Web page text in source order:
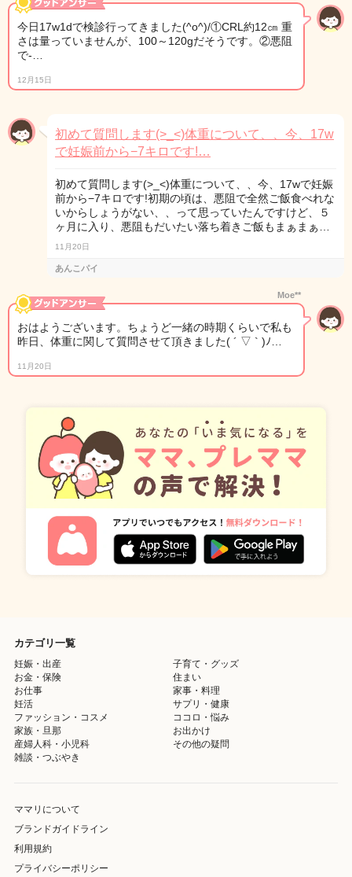
今日17w1dで検診行ってきました(^o^)/①CRL約12㎝ 重
さは量っていませんが、100～120gだそうです。②悪阻
で-…
12月15日
初めて質問します(>_<)体重について、、今、17w
で妊娠前から−7キロです!…
初めて質問します(>_<)体重について、、今、17wで妊娠
前から−7キロです!初期の頃は、悪阻で全然ご飯食べれな
いからしょうがない、、って思っていたんですけど、５
ヶ月に入り、悪阻もだいたい落ち着きご飯もまぁまぁ…
11月20日
あんこパイ
Moe**
おはようございます。ちょうど一緒の時期くらいで私も
昨日、体重に関して質問させて頂きました( ´ ▽ ` )ﾉ…
11月20日
カテゴリ一覧
妊娠・出産
子育て・グッズ
お金・保険
住まい
お仕事
家事・料理
妊活
サプリ・健康
ファッション・コスメ
ココロ・悩み
家族・旦那
お出かけ
産婦人科・小児科
その他の疑問
雑談・つぶやき
ママリについて
ブランドガイドライン
利用規約
プライバシーポリシー